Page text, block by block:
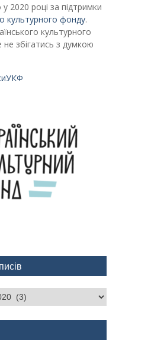
2020 році за підтримки
культурного фонду.
культурного
збігатись з думкою